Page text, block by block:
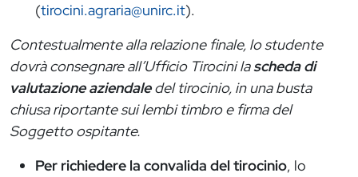
(tirocini.agraria@unirc.it).
Contestualmente alla relazione finale, lo studente
dovrà consegnare all’Ufficio Tirocini lascheda di
valutazione aziendaledel tirocinio, in una busta
chiusa riportante sui lembi timbro e firma del
Soggetto ospitante.
Per richiedere la convalida del tirocinio, lo